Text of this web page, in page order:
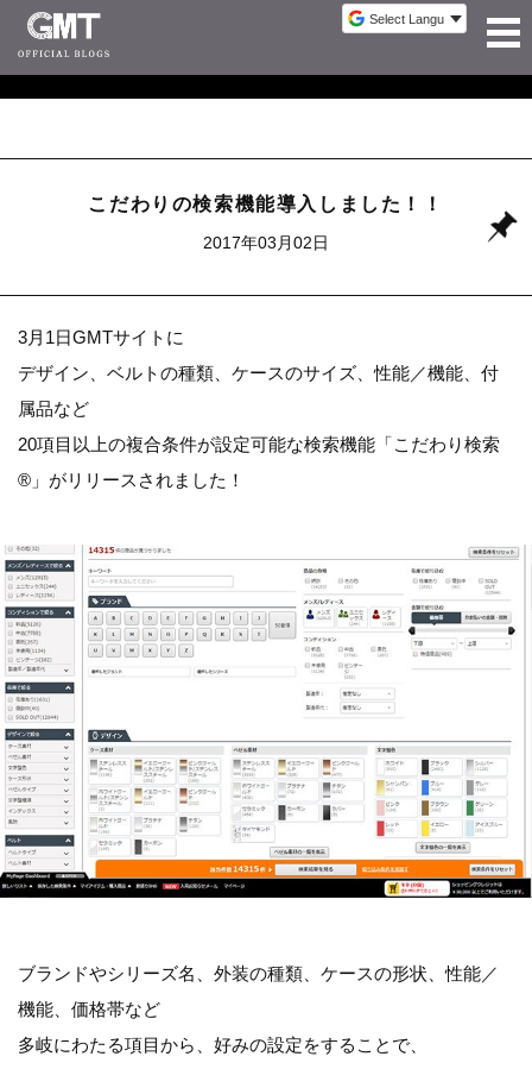
こだわりの検索機能導入しました！！
2017年03月02日
3月1日GMTサイトに
デザイン、ベルトの種類、ケースのサイズ、性能／機能、付
属品など
20項目以上の複合条件が設定可能な検索機能「こだわり検索
®」がリリースされました！
ブランドやシリーズ名、外装の種類、ケースの形状、性能／
機能、価格帯など
多岐にわたる項目から、好みの設定をすることで、